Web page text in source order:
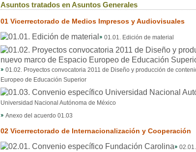
Asuntos tratados en Asuntos Generales
01 Vicerrectorado de Medios Impresos y Audiovisuales
01.01. Edición de material
01.02. Proyectos convocatoria 2011 de Diseño y producción de
Europeo de Educación Superior
Universidad Nacional Autónoma de México
Anexo del acuerdo 01.03
02 Vicerrectorado de Internacionalización y Cooperación